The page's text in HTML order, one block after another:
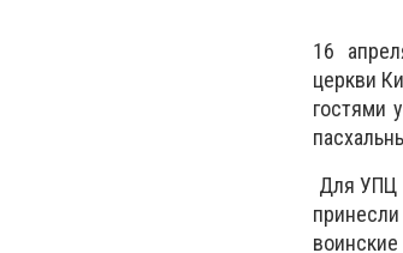
16
церкви
гостями
Для УПЦ